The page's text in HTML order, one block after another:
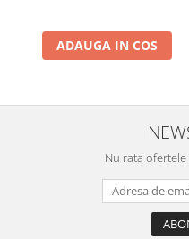
ADAUGA IN COS
Nu rata